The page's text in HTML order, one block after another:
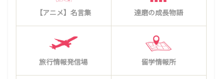
【アニメ】名言集 達磨の成長物語
旅行情報発信場 留学情報所